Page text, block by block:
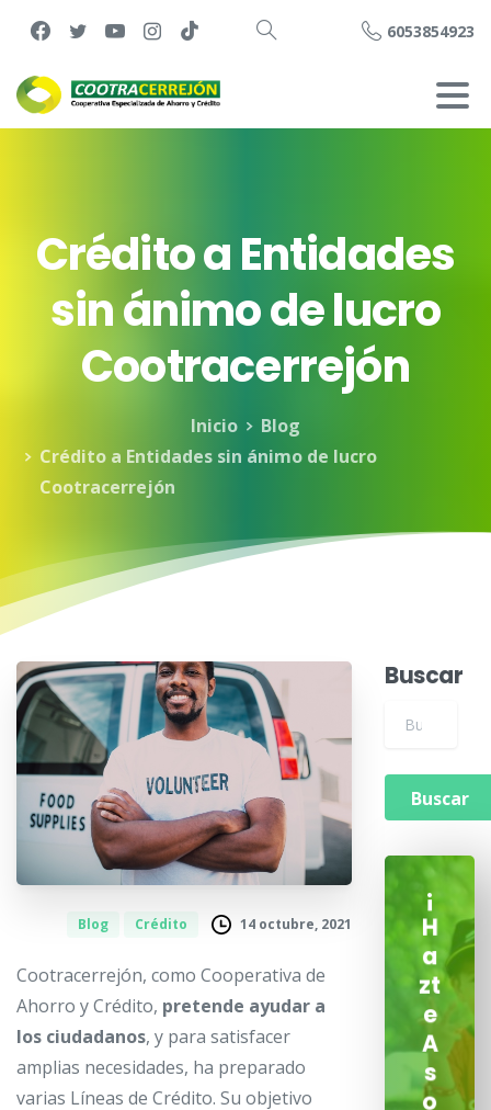
Buscar
6053854923
CréditoaEntidades
sinánimodelucro
Cootracerrejón
Inicio
Blog
Crédito a Entidades sin ánimo de lucro
Cootracerrejón
Blog Crédito 14 octubre, 2021
Cootracerrejón, como Cooperativa de
Ahorro y Crédito, pretende ayudar a
los ciudadanos, y para satisfacer
amplias necesidades, ha preparado
varias Líneas de Crédito. Su objetivo
Buscar
Buscar para:
¡
H
a
zt
e
A
s
o